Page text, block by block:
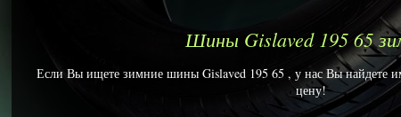
Шины Gislaved 195 65
Если Вы ищете зимние шины Gislaved 195 65 , у нас Вы найдете
цену!